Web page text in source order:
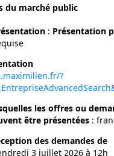
du marché public
: Présentation
?
les offres ou
être présentées :
des demandes de
3 juillet 2026 à 12h